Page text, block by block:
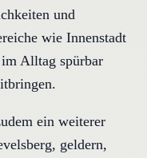
und
wie Innenstadt
Alltag spürbar
ein weiterer
geldern,